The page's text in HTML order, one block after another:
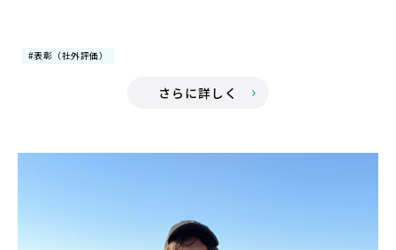
#表彰（社外評価）
さらに詳しく